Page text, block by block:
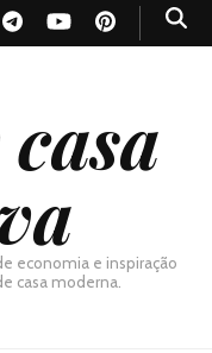
economia e inspiração
casa moderna.